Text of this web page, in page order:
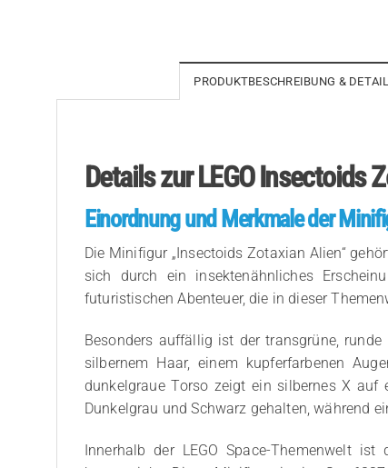
PRODUKTBESCHREIBUNG &
Details zur LEGO Insectoids
Einordnung und Merkmale der
Die Minifigur „Insectoids Zotaxian Alien“
sich durch ein insektenähnliches
futuristischen Abenteuer, die in dieser
Besonders auffällig ist der transgrüne,
silbernem Haar, einem kupferfarbenen
dunkelgraue Torso zeigt ein silbernes X
Dunkelgrau und Schwarz gehalten, während
Innerhalb der LEGO Space-Themenwelt